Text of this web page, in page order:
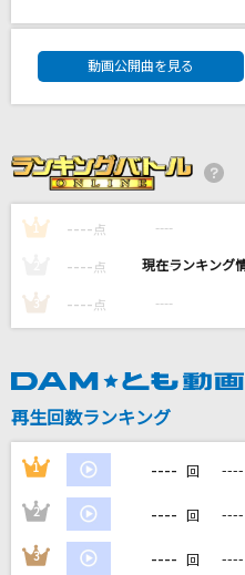
I LOVE...
虹ヶ咲学園スクールアイドル同好会
真・運命
M!LK (曽野舜太・山中柔太朗)
[生音]君はロックを聴か
斉藤和義
カラオケ最新
DAM★ともボーカ
動画公開曲を見る
1 ---- 点 ----
---- 点 ----
3 ---- 点 ----
再生回数ランキング
1 ---- 回 ----
2 ---- 回 ----
3 ---- 回 ----